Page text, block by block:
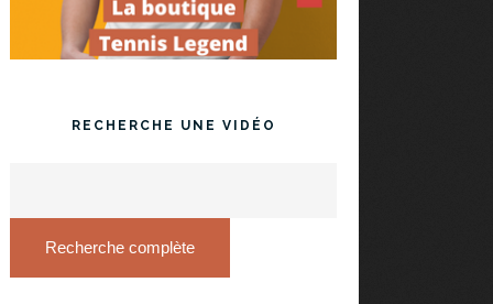
RECHERCHE UNE VIDÉO
Recherche complète